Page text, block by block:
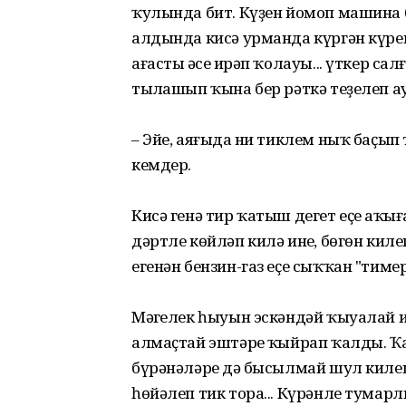
ҡулында бит. Күҙен йомоп машина
алдында кисә урманда күргән
ағастың әсе иңрәп ҡолауы... үткер
тыңлашып ҡына бер рәткә теҙелеп
– Эйе, аяғыңда ни тиклем ныҡ
кемдер.
Кисә генә тир ҡатыш дегет еҫе
дәртле көйләп килә инең, бөгөн
егенән бензин-газ еҫе сыҡҡан
Мәңгелек һыуын эскәндәй ҡыуалай
алмаҫтай эштәрең ҡыйрап ҡалды.
бүрәнәләрең дә бысылмай шул
һөйәлеп тик тора... Күрәнле